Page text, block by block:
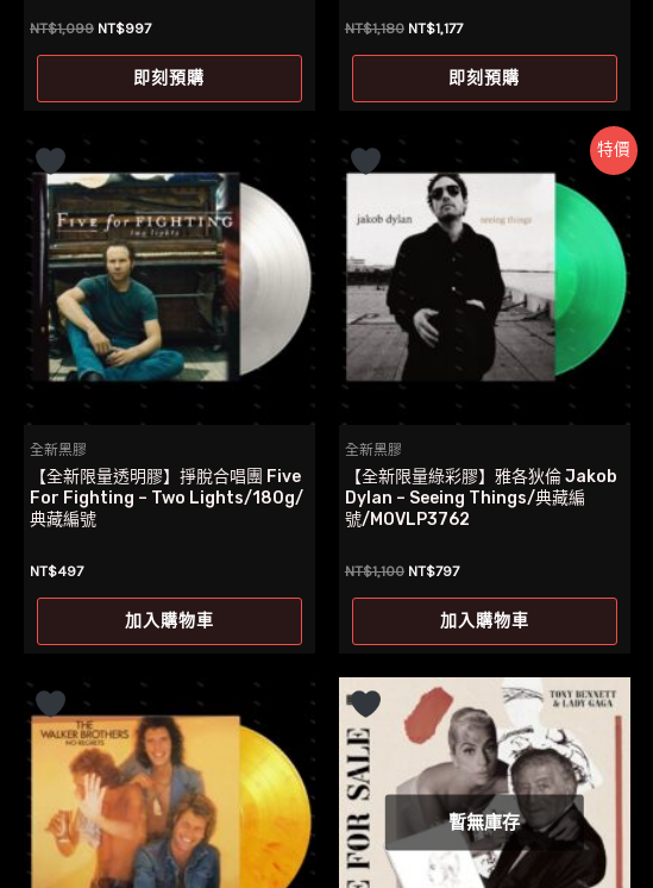
NT$1,099 原
NT$1,099。
NT$997目
價
格：
NT$997。
即刻預購
NT$1,180 原
NT$1,180。
NT$1,177目
價
格：
NT$1,177。
即刻預購
全新黑膠
【全新限量透明膠】掙脫合唱團 Five
For Fighting – Two Lights/180g/
典藏編號
NT$497
加入購物車
特價
全新黑膠
【全新限量綠彩膠】雅各狄倫 Jakob
Dylan – Seeing Things/典藏編
號/MOVLP3762
NT$1,100 原
NT$1,100。
NT$797目
價
格：
NT$797。
加入購物車
暫無庫存